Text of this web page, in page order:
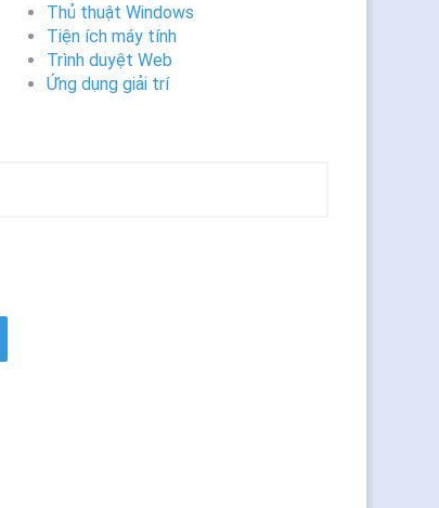
Thủ thuật Windows
Tiện ích máy tính
Trình duyệt Web
Ứng dụng giải trí